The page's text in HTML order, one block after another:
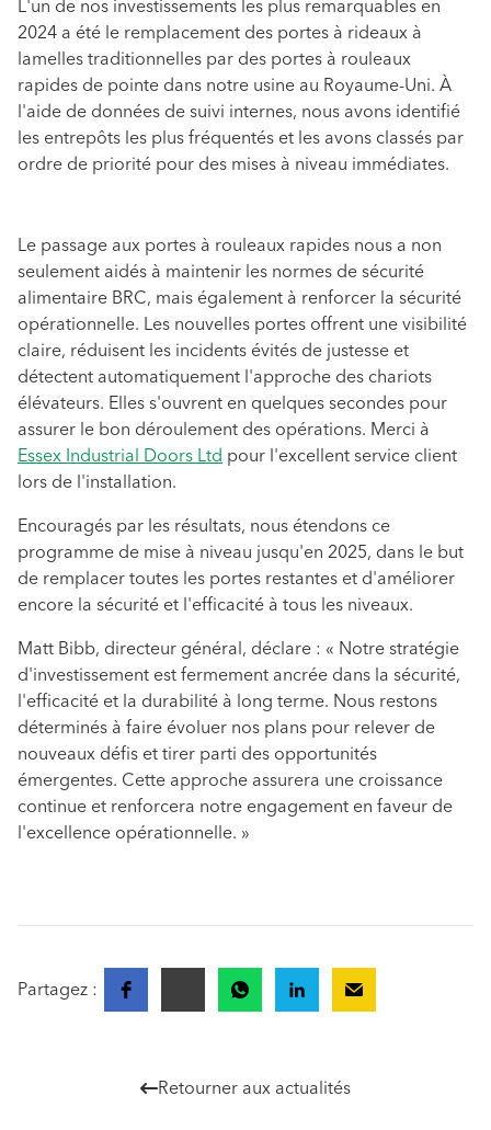
L'un de nos investissements les plus remarquables en
2024 a été le remplacement des portes à rideaux à
lamelles traditionnelles par des portes à rouleaux
rapides de pointe dans notre usine au Royaume-Uni. À
l'aide de données de suivi internes, nous avons identifié
les entrepôts les plus fréquentés et les avons classés par
ordre de priorité pour des mises à niveau immédiates.
Le passage aux portes à rouleaux rapides nous a non
seulement aidés à maintenir les normes de sécurité
alimentaire BRC, mais également à renforcer la sécurité
opérationnelle. Les nouvelles portes offrent une visibilité
claire, réduisent les incidents évités de justesse et
détectent automatiquement l'approche des chariots
élévateurs. Elles s'ouvrent en quelques secondes pour
assurer le bon déroulement des opérations. Merci à
Essex Industrial Doors Ltd pour l'excellent service client
lors de l'installation.
Encouragés par les résultats, nous étendons ce
programme de mise à niveau jusqu'en 2025, dans le but
de remplacer toutes les portes restantes et d'améliorer
encore la sécurité et l'efficacité à tous les niveaux.
Matt Bibb, directeur général, déclare : « Notre stratégie
d'investissement est fermement ancrée dans la sécurité,
l'efficacité et la durabilité à long terme. Nous restons
déterminés à faire évoluer nos plans pour relever de
nouveaux défis et tirer parti des opportunités
émergentes. Cette approche assurera une croissance
continue et renforcera notre engagement en faveur de
l'excellence opérationnelle. »
Partagez :
Retourner aux actualités